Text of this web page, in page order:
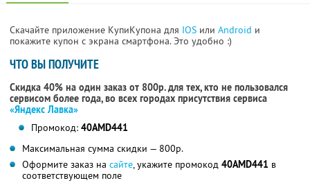
Скачайте приложение КупиКупона для IOS или Android и
покажите купон с экрана смартфона. Это удобно :)
ЧТО ВЫ ПОЛУЧИТЕ
Скидка 40% на один заказ от 800р. для тех, кто не пользовался
сервисом более года, во всех городах присутствия сервиса
«Яндекс Лавка»
Промокод: 40AMD441
Максимальная сумма скидки — 800р.
Оформите заказ на сайте, укажите промокод 40AMD441 в
соответствующем поле